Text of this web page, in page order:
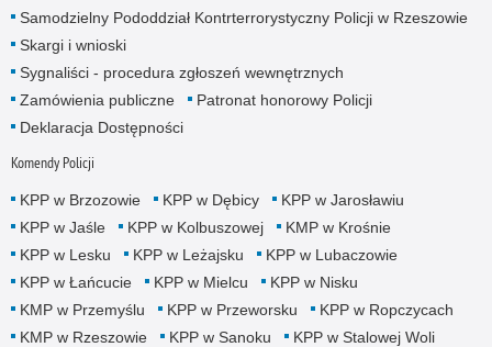
Samodzielny Pododdział Kontrterrorystyczny Policji w Rzeszowie
Skargi i wnioski
Sygnaliści - procedura zgłoszeń wewnętrznych
Zamówienia publiczne
Patronat honorowy Policji
Deklaracja Dostępności
Komendy Policji
KPP w Brzozowie KPP w Dębicy
KPP w Jarosławiu
KPP w Jaśle
KPP w Kolbuszowej
KMP w Krośnie
KPP w Lesku
KPP w Leżajsku
KPP w Lubaczowie
KPP w Łańcucie
KPP w Mielcu
KPP w Nisku
KMP w Przemyślu
KPP w Przeworsku
KPP w Ropczycach
KMP w Rzeszowie
KPP w Sanoku
KPP w Stalowej Woli